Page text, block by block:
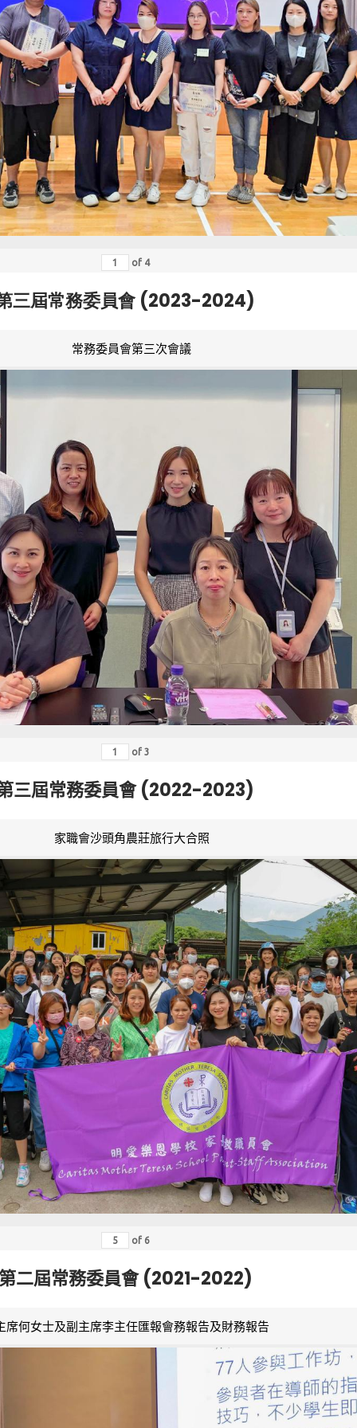
of 4
三屆常務委員會 (2023-2024)
常務委員會第三次會議
of 3
三屆常務委員會 (2022-2023)
家職會沙頭角農莊旅行大合照
of 6
二屆常務委員會 (2021-2022)
席何女士及副主席李主任匯報會務報告及財務報告